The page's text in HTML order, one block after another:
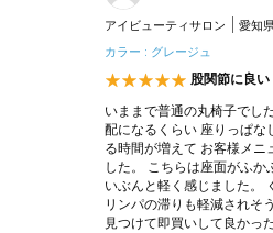
アイビューティサロン
愛知
カラー : グレージュ
股関節に良い
いままで普通の丸椅子でし
配になるくらい 座りっぱな
る時間が増えて お客様メ
した。 こちらは座面がふ
いぶんと軽く感じました。
リンパの滞りも軽減されそ
見つけて即買いして良かっ